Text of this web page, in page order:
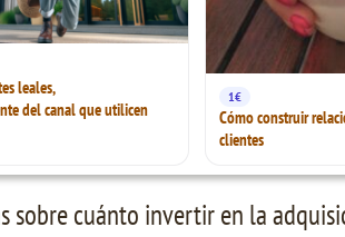
leales,
del canal que utilicen
1€
Cómo construir
clientes
sobre cuánto invertir en la